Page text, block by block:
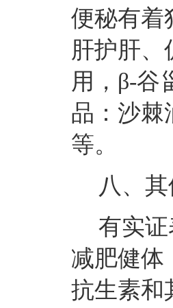
便秘有着
肝护肝、
用，β-谷
品：沙棘
等。
八、
有实
减肥健体
抗生素和